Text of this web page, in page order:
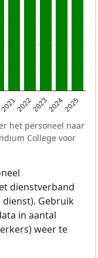
20212022202320242025
het personeel naar
College voor
dienstverband
Gebruik
in aantal
weer te